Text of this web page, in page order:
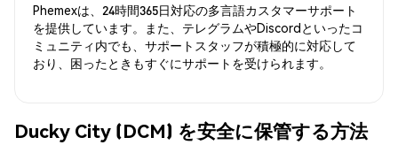
Phemexは、24時間365日対応の多言語カスタマーサポート
を提供しています。また、テレグラムやDiscordといったコ
ミュニティ内でも、サポートスタッフが積極的に対応して
おり、困ったときもすぐにサポートを受けられます。
Ducky City (DCM) を安全に保管する方法